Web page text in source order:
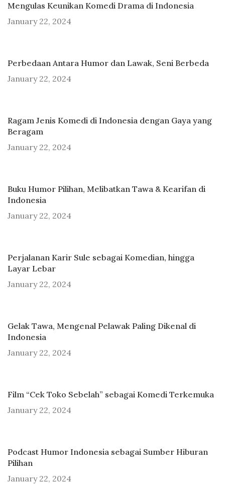
Mengulas Keunikan Komedi Drama di Indonesia
January 22, 2024
Perbedaan Antara Humor dan Lawak, Seni Berbeda
January 22, 2024
Ragam Jenis Komedi di Indonesia dengan Gaya yang
Beragam
January 22, 2024
Buku Humor Pilihan, Melibatkan Tawa & Kearifan di
Indonesia
January 22, 2024
Perjalanan Karir Sule sebagai Komedian, hingga
Layar Lebar
January 22, 2024
Gelak Tawa, Mengenal Pelawak Paling Dikenal di
Indonesia
January 22, 2024
Film “Cek Toko Sebelah” sebagai Komedi Terkemuka
January 22, 2024
Podcast Humor Indonesia sebagai Sumber Hiburan
Pilihan
January 22, 2024